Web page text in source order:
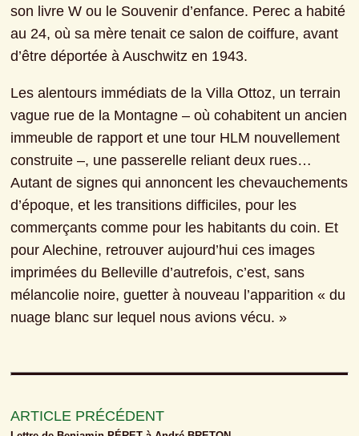
son livre W ou le Souvenir d’enfance. Perec a habité
au 24, où sa mère tenait ce salon de coiffure, avant
d’être déportée à Auschwitz en 1943.
Les alentours immédiats de la Villa Ottoz, un terrain
vague rue de la Montagne – où cohabitent un ancien
immeuble de rapport et une tour HLM nouvellement
construite –, une passerelle reliant deux rues…
Autant de signes qui annoncent les chevauchements
d’époque, et les transitions difficiles, pour les
commerçants comme pour les habitants du coin. Et
pour Alechine, retrouver aujourd’hui ces images
imprimées du Belleville d’autrefois, c’est, sans
mélancolie noire, guetter à nouveau l’apparition « du
nuage blanc sur lequel nous avions vécu. »
ARTICLE PRÉCÉDENT